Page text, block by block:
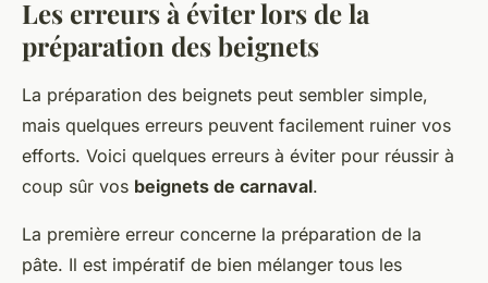
Les erreurs à éviter lors de la
préparation des beignets
La préparation des beignets peut sembler simple,
mais quelques erreurs peuvent facilement ruiner vos
efforts. Voici quelques erreurs à éviter pour réussir à
coup sûr vos beignets de carnaval.
La première erreur concerne la préparation de la
pâte. Il est impératif de bien mélanger tous les